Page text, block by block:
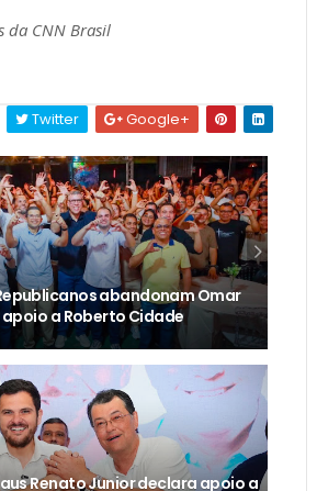
da CNN Brasil
Twitter Google+
abandonam Omar
a Roberto Cidade
Renato Junior declara apoio a